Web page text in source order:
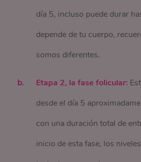
día 5, incluso puede durar
depende de tu cuerpo,
somos diferentes.
Etapa 2, la fase folicular:
desde el día 5
con una duración total de
inicio de esta fase, los